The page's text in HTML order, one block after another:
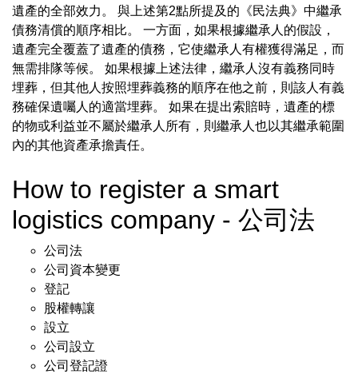
遺產的全部效力。 與上述第2點所提及的《民法典》中繼承
債務清償的順序相比。 一方面，如果根據繼承人的假設，
遺產完全覆蓋了遺產的債務，它使繼承人有權獲得滿足，而
無需排隊等候。 如果根據上述法律，繼承人沒有義務同時
埋葬，但其他人按照埋葬義務的順序在他之前，則該人有義
務確保遺囑人的適當埋葬。 如果在提出索賠時，遺產的標
的物或利益並不屬於繼承人所有，則繼承人也以其繼承範圍
內的其他資產承擔責任。
How to register a smart
logistics company - 公司法
公司法
公司資本變更
登記
股權轉讓
設立
公司設立
公司登記證